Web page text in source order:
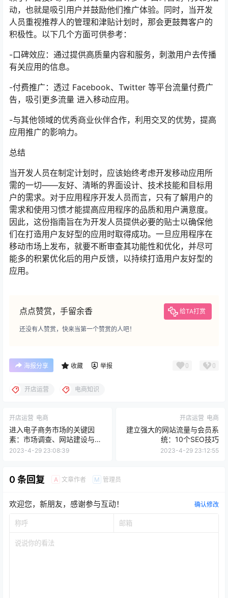
动，也就是吸引用户并鼓励他们推广体验。同时，当开发
人员重视推荐人的管理和津贴计划时，那会更鼓舞客户的
积极性。以下几个方面可供参考：
-口碑效应：通过提供高质量内容和服务，刺激用户去传播
有关应用的信息。
-付费推广：透过 Facebook、Twitter 等平台流量付费广
告，吸引更多流量 进入移动应用。
-与其他领域的优秀商业伙伴合作，利用交叉的优势，提高
应用推广的影响力。
总结
当开发人员在制定计划时，应该始终考虑开发移动应用所
需的一切——友好、清晰的界面设计、技术技能和目标用
户的需求。对于应用程序开发人员而言，只有了解用户的
需求和使用习惯才能提高应用程序的品质和用户满意度。
因此，这份指南旨在为开发人员提供必要的贴士以确保他
们在打造用户友好型的应用时取得成功。一旦应用程序在
移动市场上发布，就要不断审查其功能性和优化，并尽可
能多的积累优化后的用户反馈，以持续打造用户友好型的
应用。
点点赞赏，手留余香 给TA打赏
还没有人赞赏，快来当第一个赞赏的人吧！
海报分享 收藏 举报 0 0
开店运营 电商知识
开店运营 电商
进入电子商务市场的关键因
素：市场调查、网站建设与推
广
2023-4-29 23:08:39
开店运营 电商
建立强大的网站流量与会员系
统：10个SEO技巧
2023-4-29 23:12:55
0 条回复 A 文章作者 M 管理员
欢迎您，新朋友，感谢参与互动！ 确认修改